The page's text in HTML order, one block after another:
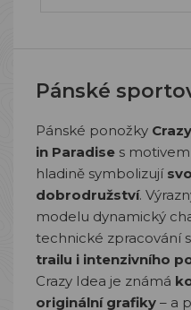
Pánské
Pánské ponožky
in Paradise s
hladině symbolizují
dobrodružství.
modelu dynamický
technické zpracování
trailu i intenzivního
Crazy Idea je známá
originální grafiky – a